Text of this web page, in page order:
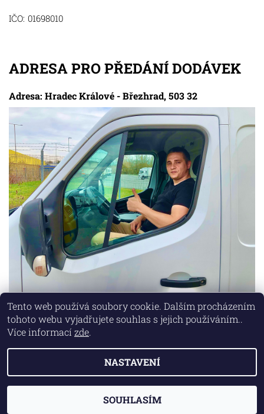
IČO: 01698010
ADRESA PRO PŘEDÁNÍ DODÁVEK
Adresa: Hradec Králové - Březhrad, 503 32
Lokality Marketing zajišťuje společnost X-VISION
2026 © AUTO MD, všechna práva vyhrazena
Vytvořil Shoptet
Tento web používá soubory cookie. Dalším procházením
tohoto webu vyjadřujete souhlas s jejich používáním..
Více informací zde.
NASTAVENÍ
SOUHLASÍM